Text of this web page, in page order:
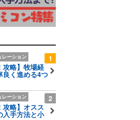
1
レーション
攻略】牧場経
良く進める4つ
2
レーション
攻略】オスス
入手方法と小